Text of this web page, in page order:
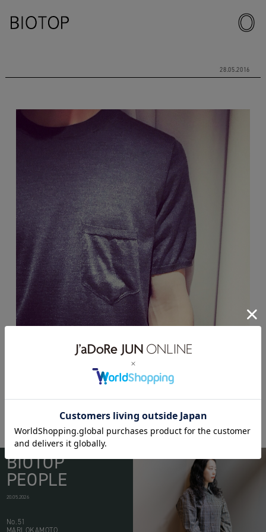
28.05.2016
BIOTOP
PEOPLE
20.05.2026
No.51